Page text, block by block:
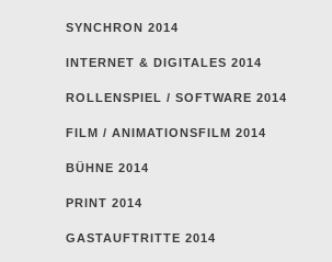
SYNCHRON 2014
INTERNET & DIGITALES 2014
ROLLENSPIEL / SOFTWARE 2014
FILM / ANIMATIONSFILM 2014
BÜHNE 2014
PRINT 2014
GASTAUFTRITTE 2014